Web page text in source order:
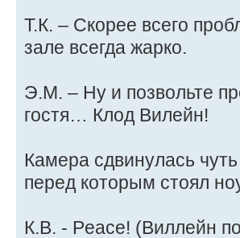
Т.К. – Скорее всего
зале всегда жарко.
Э.М. – Ну и позвольте
гостя… Клод Вилейн!
Камера сдвинулась
перед которым стоял
К.В. - Peace! (Виллейн